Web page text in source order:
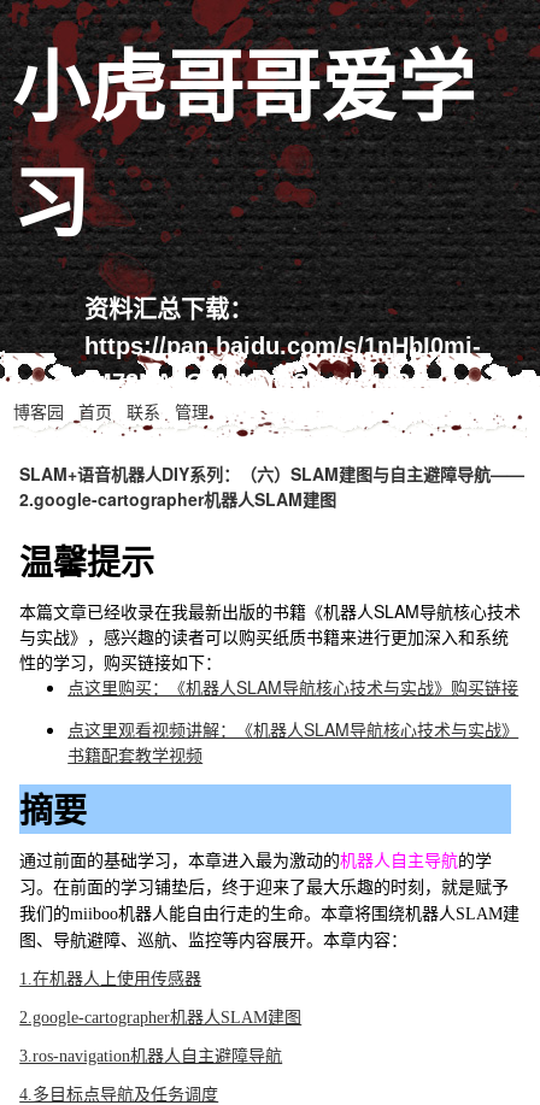
小虎哥哥爱学
习
资料汇总下载：
https://pan.baidu.com/s/1nHbI0mi-
iM72NAcQlAU1uQ?pwd=1234
博客园 首页 联系 管理
SLAM+语音机器人DIY系列：（六）SLAM建图与自主避障导航——
2.google-cartographer机器人SLAM建图
温馨提示
本篇文章已经收录在我最新出版的书籍《机器人SLAM导航核心技术
与实战》，感兴趣的读者可以购买纸质书籍来进行更加深入和系统
性的学习，购买链接如下：
点这里购买：《机器人SLAM导航核心技术与实战》购买链接
点这里观看视频讲解：《机器人SLAM导航核心技术与实战》
书籍配套教学视频
摘要
通过前面的基础学习，本章进入最为激动的机器人自主导航的学
习。在前面的学习铺垫后，终于迎来了最大乐趣的时刻，就是赋予
我们的miiboo机器人能自由行走的生命。本章将围绕机器人SLAM建
图、导航避障、巡航、监控等内容展开。本章内容：
1.在机器人上使用传感器
2.google-cartographer机器人SLAM建图
3.ros-navigation机器人自主避障导航
4.多目标点导航及任务调度